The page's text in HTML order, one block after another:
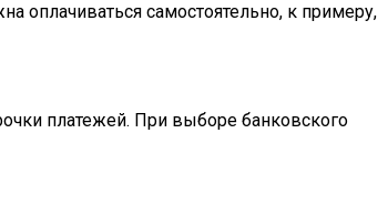
оплачиваться самостоятельно, к примеру,
платежей. При выборе банковского